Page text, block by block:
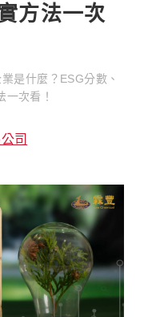
方法一次
是什麼？ESG分數、
一次看！
司